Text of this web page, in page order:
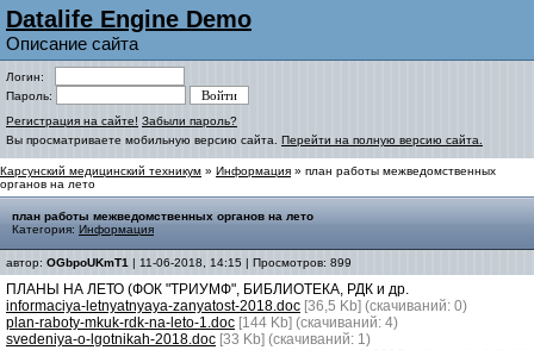
Datalife Engine Demo
Описание сайта
Логин:
Пароль:
Регистрация на сайте! Забыли пароль?
Вы просматриваете мобильную версию сайта. Перейти на полную версию сайта.
Карсунский медицинский техникум » Информация » план работы межведомственных
органов на лето
план работы межведомственных органов на лето
Категория: Информация
автор: OGbpoUKmT1 | 11-06-2018, 14:15 | Просмотров: 899
ПЛАНЫ НА ЛЕТО (ФОК "ТРИУМФ", БИБЛИОТЕКА, РДК и др.
informaciya-letnyatnyaya-zanyatost-2018.doc [36,5 Kb] (cкачиваний: 0)
plan-raboty-mkuk-rdk-na-leto-1.doc [144 Kb] (cкачиваний: 4)
svedeniya-o-lgotnikah-2018.doc [33 Kb] (cкачиваний: 1)